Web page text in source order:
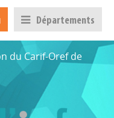
Départements
du Carif-Oref de